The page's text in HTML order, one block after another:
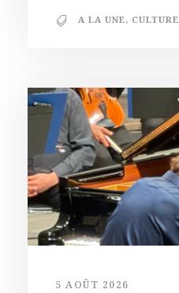
A LA UNE, CULTURE
5 AOÛT 2026